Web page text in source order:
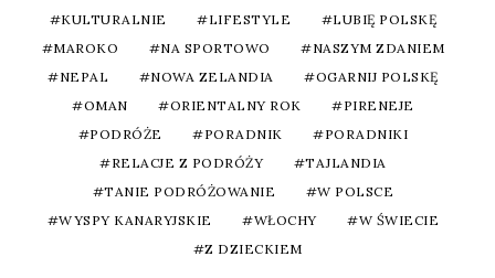
KULTURALNIE
LIFESTYLE
LUBIĘ POLSKĘ
MAROKO
NA SPORTOWO
NASZYM ZDANIEM
NEPAL
NOWA ZELANDIA
OGARNIJ POLSKĘ
OMAN
ORIENTALNY ROK
PIRENEJE
PODRÓŻE
PORADNIK
PORADNIKI
RELACJE Z PODRÓŻY
TAJLANDIA
TANIE PODRÓŻOWANIE
W POLSCE
WYSPY KANARYJSKIE
WŁOCHY
W ŚWIECIE
Z DZIECKIEM